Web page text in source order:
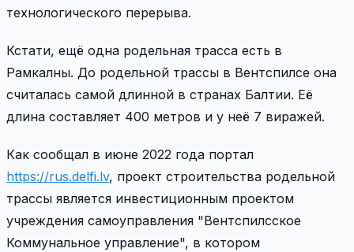
технологического перерыва.
Кстати, ещё одна родельная трасса есть в
Рамкалны. До родельной трассы в Вентспилсе она
считалась самой длинной в странах Балтии. Её
длина составляет 400 метров и у неё 7 виражей.
Как сообщал в июне 2022 года портал
https://rus.delfi.lv, проект строительства родельной
трассы является инвестиционным проектом
учреждения самоуправления "Вентспилсское
Коммунальное управление", в котором